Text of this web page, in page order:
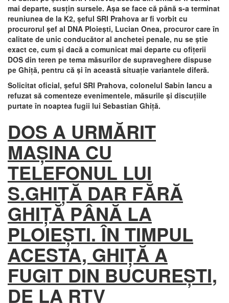
mai departe, susţin sursele. Aşa se face că până s-a terminat
reuniunea de la K2, şeful SRI Prahova ar fi vorbit cu
procurorul şef al DNA Ploieşti, Lucian Onea, procuror care în
calitate de unic conducător al anchetei penale, nu se ştie
exact ce, cum şi dacă a comunicat mai departe cu ofiţerii
DOS din teren pe tema măsurilor de supraveghere dispuse
pe Ghiţă, pentru că şi în această situaţie variantele diferă.
Solicitat oficial, şeful SRI Prahova, colonelul Sabin Iancu a
refuzat să comenteze evenimentele, măsurile şi discuţiile
purtate în noaptea fugii lui Sebastian Ghiţă.
DOS A URMĂRIT
MAŞINA CU
TELEFONUL LUI
S.GHIŢĂ DAR FĂRĂ
GHIŢĂ PÂNĂ LA
PLOIEŞTI. ÎN TIMPUL
ACESTA, GHIŢĂ A
FUGIT DIN BUCUREŞTI,
DE LA RTV